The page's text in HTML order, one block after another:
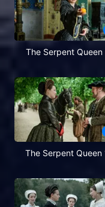
The Serpent Queen
The Serpent Queen